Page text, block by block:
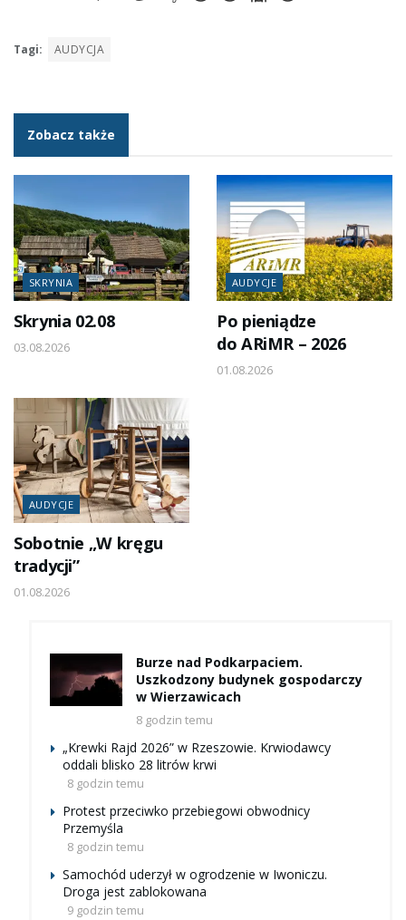
Tagi: AUDYCJA
Zobacz także
SKRYNIA
Skrynia 02.08
03.08.2026
AUDYCJE
Po pieniądze
do ARiMR – 2026
01.08.2026
AUDYCJE
Sobotnie „W kręgu
tradycji”
01.08.2026
Burze nad Podkarpaciem.
Uszkodzony budynek gospodarczy
w Wierzawicach
8 godzin temu
„Krewki Rajd 2026” w Rzeszowie. Krwiodawcy
oddali blisko 28 litrów krwi
8 godzin temu
Protest przeciwko przebiegowi obwodnicy
Przemyśla
8 godzin temu
Samochód uderzył w ogrodzenie w Iwoniczu.
Droga jest zablokowana
9 godzin temu